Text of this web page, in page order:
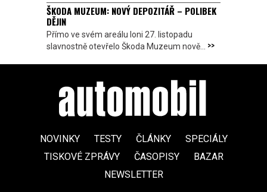
ŠKODA MUZEUM: NOVÝ DEPOZITÁŘ – POLIBEK
DĚJIN
Přímo ve svém areálu loni 27. listopadu
slavnostně otevřelo Škoda Muzeum nově... >>
NOVINKY TESTY ČLÁNKY
SPECIÁLY
TISKOVÉ ZPRÁVY
ČASOPISY
BAZAR
NEWSLETTER